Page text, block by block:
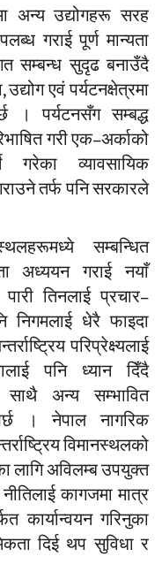
अन्य उद्योगहरू सरह
गराई पूर्ण मान्यता
सम्बन्ध सुदृढ बनाउँदै
एवं पर्यटनक्षेत्रमा
। पर्यटनसँग सम्बद्ध
गरी एक–अर्काको
गरेका व्यावसायिक
तर्फ पनि सरकारले
सम्बन्धित
अध्ययन गराई नयाँ
तिनलाई प्रचार–
धेरै फाइदा
परिप्रेक्ष्यलाई
पनि ध्यान दिँदै
साथै अन्य सम्भावित
। नेपाल नागरिक
विमानस्थलको
लागि अविलम्ब उपयुक्त
कागजमा मात्र
कार्यान्वयन गरिनुका
दिई थप सुविधा र